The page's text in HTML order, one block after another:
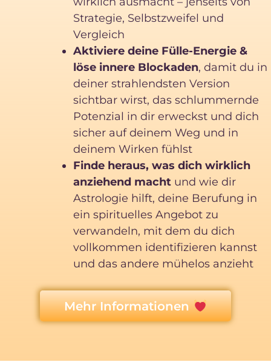
Strategie, Selbstzweifel und
Vergleich
Aktiviere deine Fülle-Energie &
löse innere Blockaden, damit du in
deiner strahlendsten Version
sichtbar wirst, das schlummernde
Potenzial in dir erweckst und dich
sicher auf deinem Weg und in
deinem Wirken fühlst
Finde heraus, was dich wirklich
anziehend machtund wie dir
Astrologie hilft, deine Berufung in
ein spirituelles Angebot zu
verwandeln, mit dem du dich
vollkommen identifizieren kannst
und das andere mühelos anzieht
Mehr Informationen